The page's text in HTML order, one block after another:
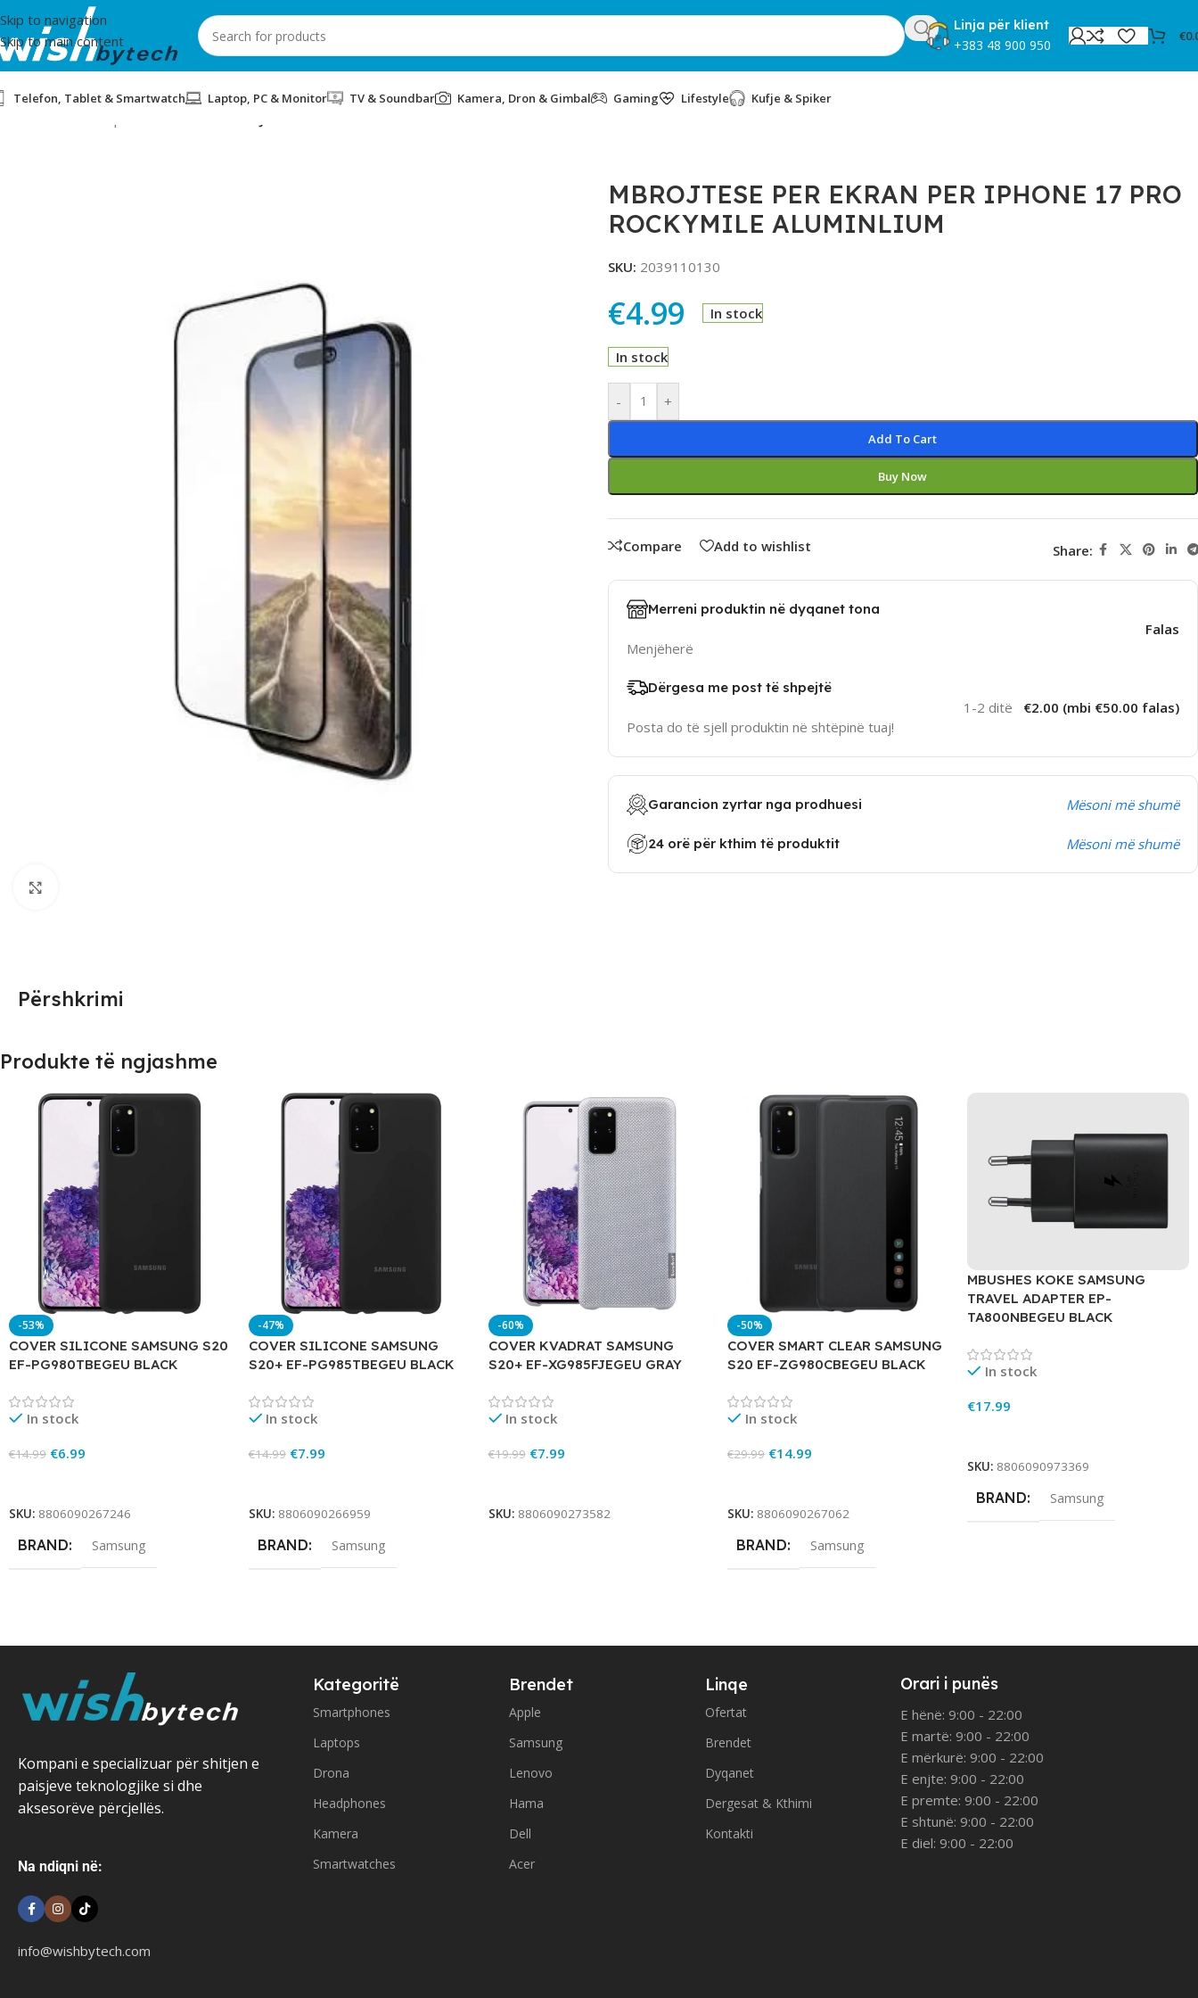
Skip to navigation
Skip to main content
Linja për klient
+383 48 900 950
€
Telefon, Tablet & Smartwatch Laptop, PC & Monitor TV & Soundbar Kamera, Dron & Gimbal Gaming Lifestyle Kufje & Spiker
MBROJTESE PER EKRAN PER IPHONE 17 PRO
ROCKYMILE ALUMINLIUM
SKU: 2039110130
€4.99 In stock
In stock
- +
Add To Cart
Buy Now
Alternative:
Compare Add to wishlist Share:
Merreni produktin në dyqanet tona
Menjëherë
Falas
Dërgesa me post të shpejtë
Posta do të sjell produktin në shtëpinë tuaj!
1-2 ditë €2.00 (mbi €50.00 falas)
Garancion zyrtar nga prodhuesi Mësoni më shumë
24 orë për kthim të produktit Mësoni më shumë
Përshkrimi
Produkte të ngjashme
-53%
COVER SILICONE SAMSUNG S20
EF-PG980TBEGEU BLACK
In stock
€14.99 €6.99
SKU: 8806090267246
BRAND Samsung
-47%
COVER SILICONE SAMSUNG
S20+ EF-PG985TBEGEU BLACK
In stock
€14.99 €7.99
SKU: 8806090266959
BRAND Samsung
-60%
COVER KVADRAT SAMSUNG
S20+ EF-XG985FJEGEU GRAY
In stock
€19.99 €7.99
SKU: 8806090273582
-50%
COVER SMART CLEAR SAMSUNG
S20 EF-ZG980CBEGEU BLACK
In stock
€29.99 €14.99
SKU: 8806090267062
BRAND Samsung
MBUSHES KOKE SAMSUNG
TRAVEL ADAPTER EP-
TA800NBEGEU BLACK
In stock
€17.99
SKU: 8806090973369
BRAND Samsung
Kompani e specializuar për shitjen e
paisjeve teknologjike si dhe
aksesorëve përcjellës.
Na ndiqni në:
info@wishbytech.com
Kategoritë
Smartphones
Laptops
Drona
Headphones
Kamera
Smartwatches
Brendet
Apple
Samsung
Lenovo
Hama
Dell
Acer
Linqe
Ofertat
Brendet
Dyqanet
Dergesat & Kthimi
Kontakti
Orari i punës
E hënë: 9:00 - 22:00
E martë: 9:00 - 22:00
E mërkurë: 9:00 - 22:00
E enjte: 9:00 - 22:00
E premte: 9:00 - 22:00
E shtunë: 9:00 - 22:00
E diel: 9:00 - 22:00